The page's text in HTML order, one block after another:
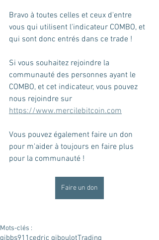
Bravo à toutes celles et ceux d'entre
vous qui utilisent l'indicateur COMBO, et
qui sont donc entrés dans ce trade !
Si vous souhaitez rejoindre la
communauté des personnes ayant le
COMBO, et cet indicateur, vous pouvez
nous rejoindre sur
https://www.mercilebitcoin.com
Vous pouvez également faire un don
pour m'aider à toujours en faire plus
pour la communauté !
Faire un don
Mots-clés :
gibbs911 cedric giboulotTrading